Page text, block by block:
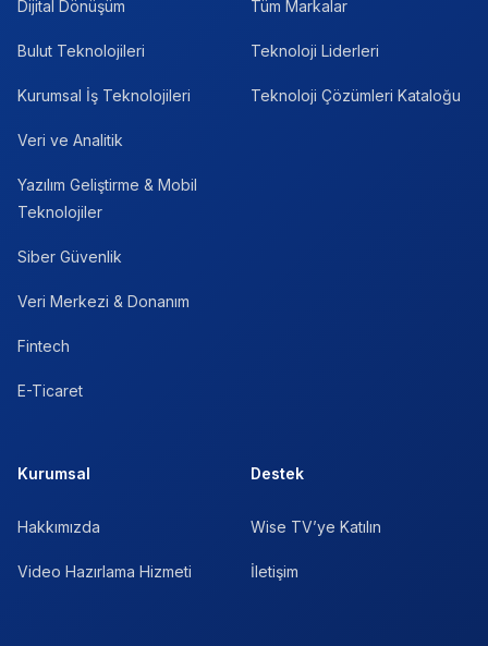
Dijital Dönüşüm
Bulut Teknolojileri
Kurumsal İş Teknolojileri
Veri ve Analitik
Yazılım Geliştirme & Mobil
Teknolojiler
Siber Güvenlik
Veri Merkezi & Donanım
Fintech
E-Ticaret
Tüm Markalar
Teknoloji Liderleri
Teknoloji Çözümleri Kataloğu
Kurumsal
Hakkımızda
Video Hazırlama Hizmeti
Destek
Wise TV’ye Katılın
İletişim